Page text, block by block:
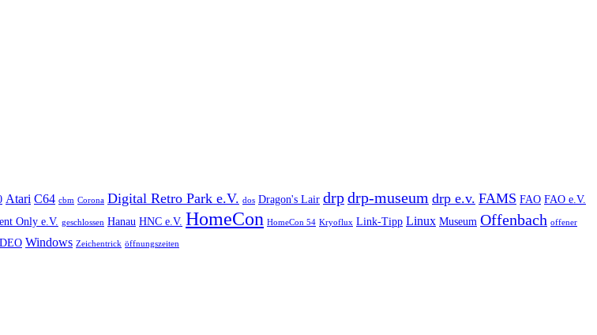
Atari C64 cbm Corona Digital Retro Park e.V. dos Dragon's Lair drpdrp-museum drp e.v. FAMS FAO FAO e.V.
Only e.V. geschlossen Hanau HNC e.V. HomeCon HomeCon 54 Kryoflux Link-Tipp Linux Museum Offenbach offener
Windows Zeichentrick öffnungszeiten